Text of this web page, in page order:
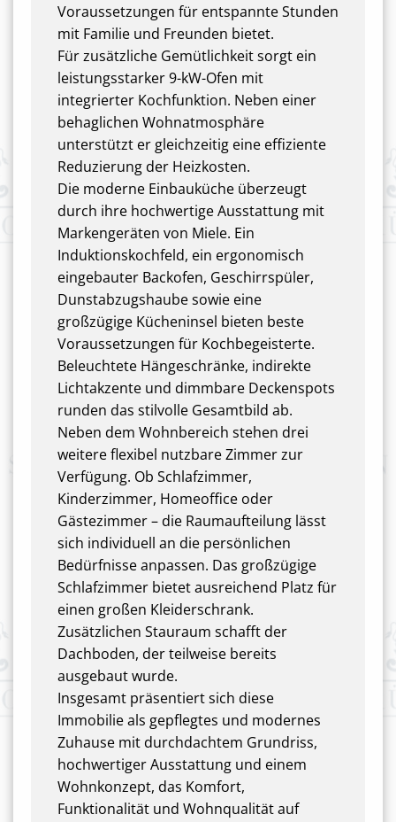
Voraussetzungen für entspannte Stunden
mit Familie und Freunden bietet.
Für zusätzliche Gemütlichkeit sorgt ein
leistungsstarker 9-kW-Ofen mit
integrierter Kochfunktion. Neben einer
behaglichen Wohnatmosphäre
unterstützt er gleichzeitig eine effiziente
Reduzierung der Heizkosten.
Die moderne Einbauküche überzeugt
durch ihre hochwertige Ausstattung mit
Markengeräten von Miele. Ein
Induktionskochfeld, ein ergonomisch
eingebauter Backofen, Geschirrspüler,
Dunstabzugshaube sowie eine
großzügige Kücheninsel bieten beste
Voraussetzungen für Kochbegeisterte.
Beleuchtete Hängeschränke, indirekte
Lichtakzente und dimmbare Deckenspots
runden das stilvolle Gesamtbild ab.
Neben dem Wohnbereich stehen drei
weitere flexibel nutzbare Zimmer zur
Verfügung. Ob Schlafzimmer,
Kinderzimmer, Homeoffice oder
Gästezimmer – die Raumaufteilung lässt
sich individuell an die persönlichen
Bedürfnisse anpassen. Das großzügige
Schlafzimmer bietet ausreichend Platz für
einen großen Kleiderschrank.
Zusätzlichen Stauraum schafft der
Dachboden, der teilweise bereits
ausgebaut wurde.
Insgesamt präsentiert sich diese
Immobilie als gepflegtes und modernes
Zuhause mit durchdachtem Grundriss,
hochwertiger Ausstattung und einem
Wohnkonzept, das Komfort,
Funktionalität und Wohnqualität auf